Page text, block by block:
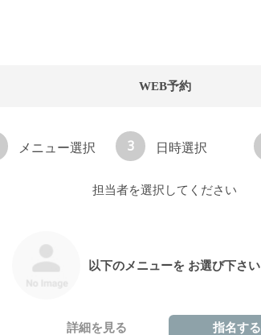
WEB予約
メニュー選択 3 日時選択
担当者を選択してください
以下のメニューを お選び下さい
詳細を見る 指名する